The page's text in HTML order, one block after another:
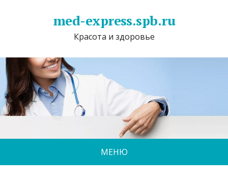
med-express.spb.ru
Красота и здоровье
МЕНЮ